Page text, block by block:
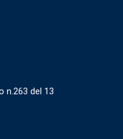
n.263 del 13